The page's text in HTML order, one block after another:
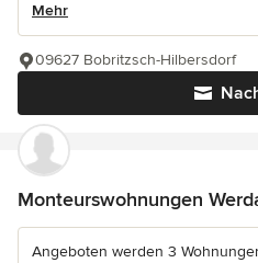
Mehr
09627 Bobritzsch-Hilbersdorf
Monteurswohnungen
Angeboten werden 3